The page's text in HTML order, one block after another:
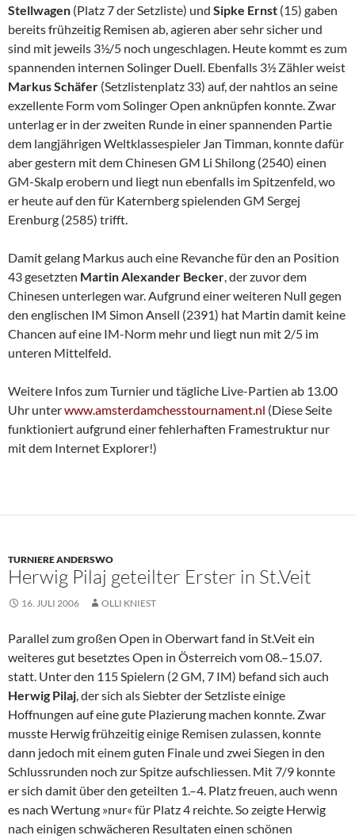
Stellwagen (Platz 7 der Setzliste) und Sipke Ernst (15) gaben
bereits frühzeitig Remisen ab, agieren aber sehr sicher und
sind mit jeweils 3½/5 noch ungeschlagen. Heute kommt es zum
spannenden internen Solinger Duell. Ebenfalls 3½ Zähler weist
Markus Schäfer (Setzlistenplatz 33) auf, der nahtlos an seine
exzellente Form vom Solinger Open anknüpfen konnte. Zwar
unterlag er in der zweiten Runde in einer spannenden Partie
dem langjährigen Weltklassespieler Jan Timman, konnte dafür
aber gestern mit dem Chinesen GM Li Shilong (2540) einen
GM-Skalp erobern und liegt nun ebenfalls im Spitzenfeld, wo
er heute auf den für Katernberg spielenden GM Sergej
Erenburg (2585) trifft.
Damit gelang Markus auch eine Revanche für den an Position
43 gesetzten Martin Alexander Becker, der zuvor dem
Chinesen unterlegen war. Aufgrund einer weiteren Null gegen
den englischen IM Simon Ansell (2391) hat Martin damit keine
Chancen auf eine IM-Norm mehr und liegt nun mit 2/5 im
unteren Mittelfeld.
Weitere Infos zum Turnier und tägliche Live-Partien ab 13.00
Uhr unterwww.amsterdamchesstournament.nl (Diese Seite
funktioniert aufgrund einer fehlerhaften Framestruktur nur
mit dem Internet Explorer!)
TURNIERE ANDERSWO
Herwig Pilaj geteilter Erster in St.Veit
16. JULI 2006 OLLI KNIEST
Parallel zum großen Open in Oberwart fand in St.Veit ein
weiteres gut besetztes Open in Österreich vom 08.–15.07.
statt. Unter den 115 Spielern (2 GM, 7 IM) befand sich auch
Herwig Pilaj, der sich als Siebter der Setzliste einige
Hoffnungen auf eine gute Plazierung machen konnte. Zwar
musste Herwig frühzeitig einige Remisen zulassen, konnte
dann jedoch mit einem guten Finale und zwei Siegen in den
Schlussrunden noch zur Spitze aufschliessen. Mit 7/9 konnte
er sich damit über den geteilten 1.–4. Platz freuen, auch wenn
es nach Wertung »nur« für Platz 4 reichte. So zeigte Herwig
nach einigen schwächeren Resultaten einen schönen